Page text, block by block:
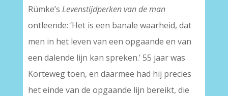
Rümke’s Levenstijdperken van de man
ontleende: ‘Het is een banale waarheid, dat
men in het leven van een opgaande en van
een dalende lijn kan spreken.’ 55 jaar was
Korteweg toen, en daarmee had hij precies
het einde van de opgaande lijn bereikt, die